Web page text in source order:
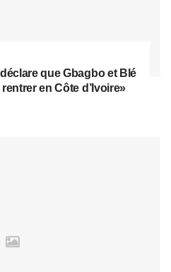
que Gbagbo et Blé
en Côte d’Ivoire»